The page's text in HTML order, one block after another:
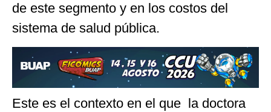
de este segmento y en los costos del
sistema de salud pública.
Este es el contexto en el que la doctora